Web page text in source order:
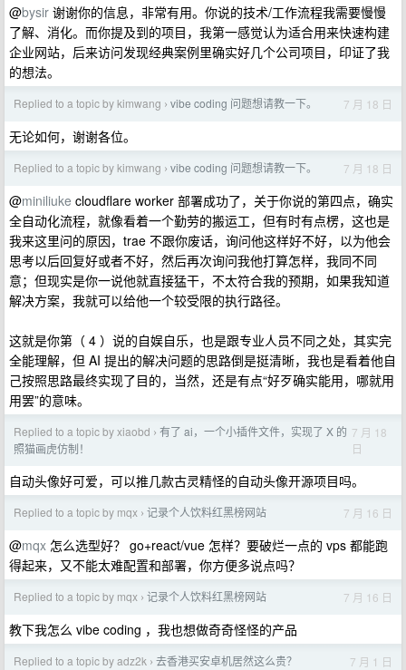
@bysir 谢谢你的信息，非常有用。你说的技术/工作流程我需要慢慢
了解、消化。而你提及到的项目，我第一感觉认为适合用来快速构建
企业网站，后来访问发现经典案例里确实好几个公司项目，印证了我
的想法。
Replied to a topic by kimwang › vibe coding 问题想请教一下。 7 月 18 日
无论如何，谢谢各位。
Replied to a topic by kimwang › vibe coding 问题想请教一下。 7 月 18 日
@miniliuke cloudflare worker 部署成功了，关于你说的第四点，确实
全自动化流程，就像看着一个勤劳的搬运工，但有时有点楞，这也是
我来这里问的原因，trae 不跟你废话，询问他这样好不好，以为他会
思考以后回复好或者不好，然后再次询问我他打算怎样，我同不同
意；但现实是你一说他就直接猛干，不太符合我的预期，如果我知道
解决方案，我就可以给他一个较受限的执行路径。
这就是你第（ 4 ）说的自娱自乐，也是跟专业人员不同之处，其实完
全能理解，但 AI 提出的解决问题的思路倒是挺清晰，我也是看着他自
己按照思路最终实现了目的，当然，还是有点“好歹确实能用，哪就用
用罢”的意味。
Replied to a topic by xiaobd › 有了 ai，一个小插件文件，实现了 X 的
照猫画虎仿制！
7 月 18
日
自动头像好可爱，可以推几款古灵精怪的自动头像开源项目吗。
Replied to a topic by mqx › 记录个人饮料红黑榜网站 7 月 16 日
@mqx 怎么选型好？ go+react/vue 怎样？要破烂一点的 vps 都能跑
得起来，又不能太难配置和部署，你方便多说点吗？
Replied to a topic by mqx › 记录个人饮料红黑榜网站 7 月 16 日
教下我怎么 vibe coding ，我也想做奇奇怪怪的产品
Replied to a topic by adz2k › 去香港买安卓机居然这么贵？ 7 月 1 日